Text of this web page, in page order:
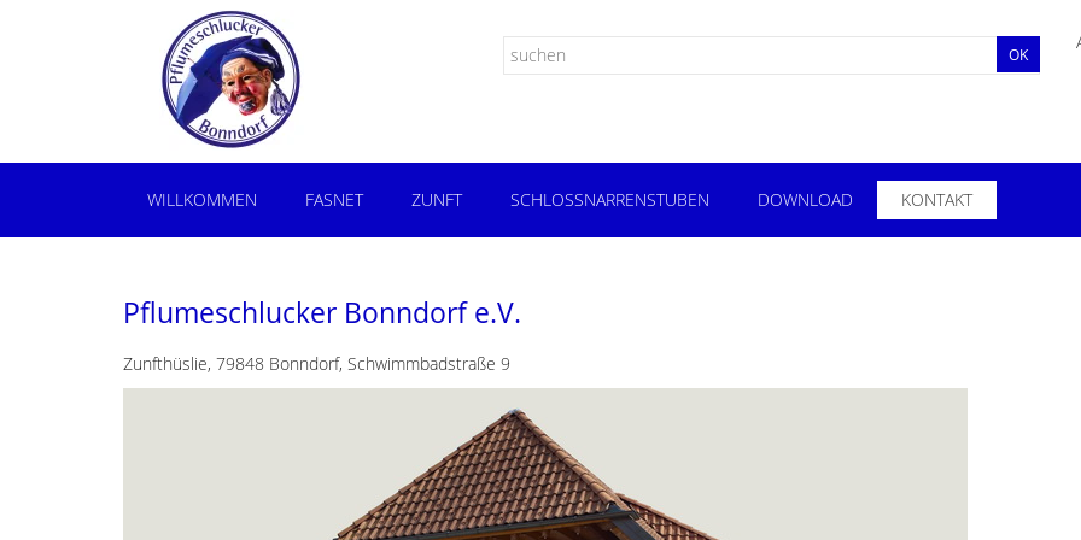
OK
WILLKOMMEN FASNET ZUNFT SCHLOSSNARRENSTUBEN DOWNLOAD KONTAKT
Pflumeschlucker Bonndorf e.V.
Zunfthüslie, 79848 Bonndorf, Schwimmbadstraße 9